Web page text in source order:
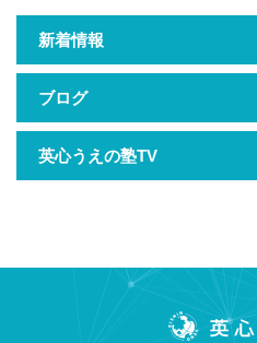
新着情報
ブログ
英心うえの塾TV